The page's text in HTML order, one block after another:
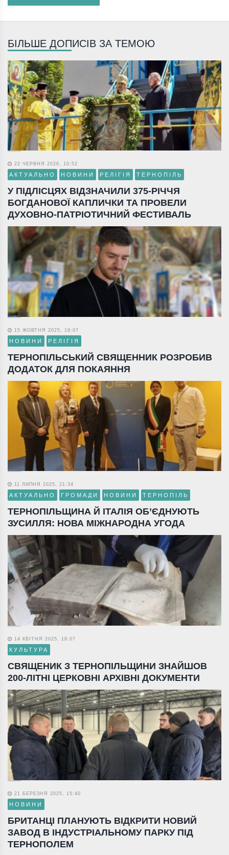
БІЛЬШЕ ДОПИСІВ ЗА ТЕМОЮ
22 ЧЕРВНЯ 2026, 10:52
АКТУАЛЬНО НОВИНИ РЕЛІГІЯ ТЕРНОПІЛЬ
У ПІДЛІСЦЯХ ВІДЗНАЧИЛИ 375-РІЧЧЯ
БОГДАНОВОЇ КАПЛИЧКИ ТА ПРОВЕЛИ
ДУХОВНО-ПАТРІОТИЧНИЙ ФЕСТИВАЛЬ
15 ЖОВТНЯ 2025, 19:07
НОВИНИ РЕЛІГІЯ
ТЕРНОПІЛЬСЬКИЙ СВЯЩЕННИК РОЗРОБИВ
ДОДАТОК ДЛЯ ПОКАЯННЯ
11 ЛИПНЯ 2025, 21:34
АКТУАЛЬНО ГРОМАДИ НОВИНИ ТЕРНОПІЛЬ
ТЕРНОПІЛЬЩИНА Й ІТАЛІЯ ОБ’ЄДНУЮТЬ
ЗУСИЛЛЯ: НОВА МІЖНАРОДНА УГОДА
14 КВІТНЯ 2025, 18:07
КУЛЬТУРА
СВЯЩЕНИК З ТЕРНОПІЛЬЩИНИ ЗНАЙШОВ
200-ЛІТНІ ЦЕРКОВНІ АРХІВНІ ДОКУМЕНТИ
21 БЕРЕЗНЯ 2025, 15:40
НОВИНИ
БРИТАНЦІ ПЛАНУЮТЬ ВІДКРИТИ НОВИЙ
ЗАВОД В ІНДУСТРІАЛЬНОМУ ПАРКУ ПІД
ТЕРНОПОЛЕМ